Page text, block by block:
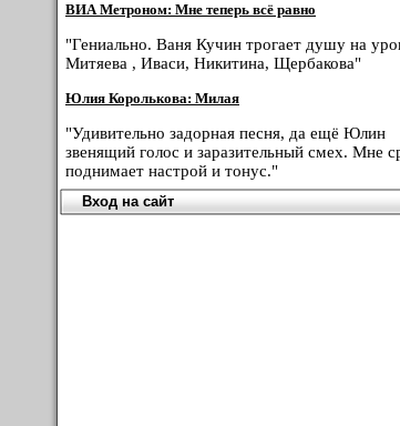
ВИА Метроном: Мне теперь всё равно
"Гениально. Ваня Кучин трогает душу на
Митяева , Иваси, Никитина, Щербакова"
Юлия Королькова: Милая
"Удивительно задорная песня, да ещё Юлин
звенящий голос и заразительный смех. Мне
поднимает настрой и тонус."
Вход на сайт